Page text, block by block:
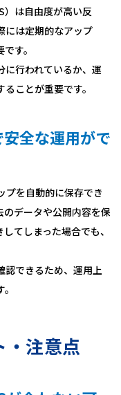
）は自由度が高い反
には定期的なアップ
す。
に行われているか、運
ことが重要です。
全な運用がで
プを自動的に保存でき
データや公開内容を保
てしまった場合でも、
認できるため、運用上
・注意点